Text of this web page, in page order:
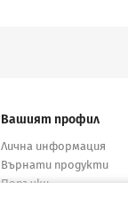
Вашият профил
Лична информация
Върнати продукти
Поръчки